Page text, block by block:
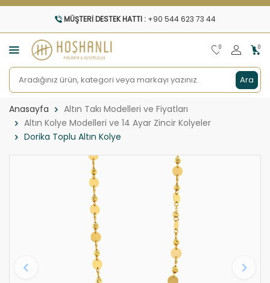
MÜŞTERI DESTEK HATTI : +90 544 623 73 44
Ara
0 0
Anasayfa
Altın Takı Modelleri ve Fiyatları
Altın Kolye Modelleri ve 14 Ayar Zincir Kolyeler
Dorika Toplu Altın Kolye